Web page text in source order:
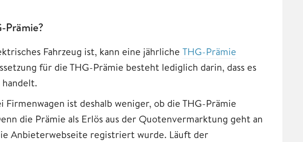
Prämie?
Fahrzeug ist, kann eine jährliche THG-Prämie
für die THG-Prämie besteht lediglich darin, dass es
Firmenwagen ist deshalb weniger, ob die THG-Prämie
die Prämie als Erlös aus der Quotenvermarktung geht an
Anbieterwebseite registriert wurde. Läuft der